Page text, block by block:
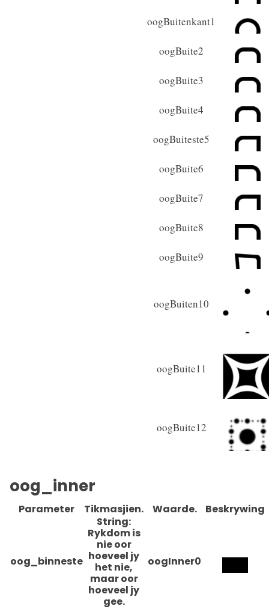
oogBuitenkant1
oogBuite2
oogBuite3
oogBuite4
oogBuiteste5
oogBuite6
oogBuite7
oogBuite8
oogBuite9
oogBuiten10
oogBuite11
oogBuite12
oog_inner
Parameter Tikmasjien. Waarde. Beskrywing
oog_binneste
String:
Rykdom is
nie oor
hoeveel jy
het nie,
maar oor
hoeveel jy
gee.
oogInner0